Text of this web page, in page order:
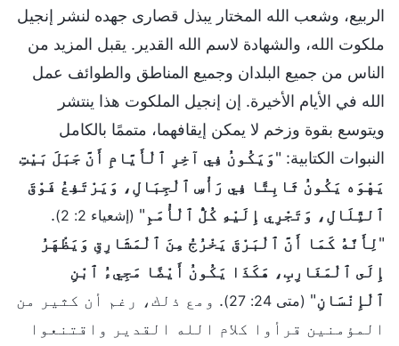
الربيع، وشعب الله المختار يبذل قصارى جهده لنشر إنجيل
ملكوت الله، والشهادة لاسم الله القدير. يقبل المزيد من
الناس من جميع البلدان وجميع المناطق والطوائف عمل
الله في الأيام الأخيرة. إن إنجيل الملكوت هذا ينتشر
ويتوسع بقوة وزخم لا يمكن إيقافهما، متممًا بالكامل
النبوات الكتابية: "وَيَكُونُ فِي آخِرِ ٱلْأَيَّامِ أَنَّ جَبَلَ بَيْتِ
يَهْوَه يَكُونُ ثَابِتًا فِي رَأْسِ ٱلْجِبَالِ، وَيَرْتَفِعُ فَوْقَ
ٱلتِّلَالِ، وَتَجْرِي إِلَيْهِ كُلُّ ٱلْأُمَمِ" (إشعياء 2: 2)
.
"لِأَنَّهُ كَمَا أَنَّ ٱلْبَرْقَ يَخْرُجُ مِنَ ٱلْمَشَارِقِ وَيَظْهَرُ
إِلَى ٱلْمَغَارِبِ، هَكَذَا يَكُونُ أَيْضًا مَجِيءُ ٱبْنِ
ٱلْإِنْسَانِ" (متى 24: 27)
. ومع ذلك، رغم أن كثير من
المؤمنين قرأوا كلام الله القدير واقتنعوا